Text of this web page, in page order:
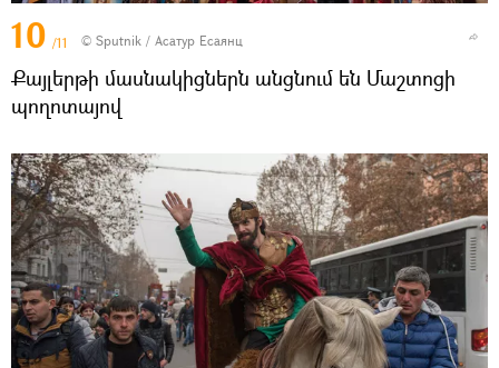
10 /11 © Sputnik / Асатур Есаянц
Քայլերթի մասնակիցներն անցնում են Մաշտոցի
պողոտայով